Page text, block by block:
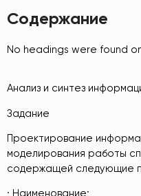
Содержание
No headings were found
Анализ и синтез
Задание
Проектирование
моделирования работы
содержащей следующие